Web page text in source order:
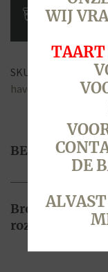
stuks
SKU:
haver
BESCHRIJVING
Brosse koeken
rozijnen
WIJ
TAART
DE